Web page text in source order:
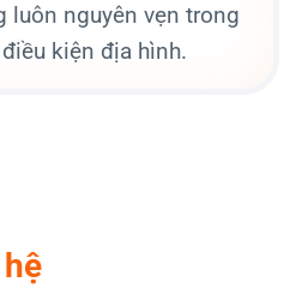
luôn nguyên vẹn trong
kiện địa hình.